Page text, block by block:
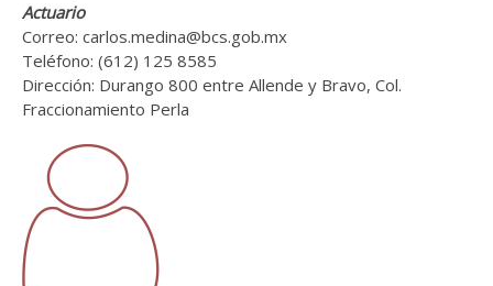
Actuario
Correo: carlos.medina@bcs.gob.mx
Teléfono: (612) 125 8585
Dirección: Durango 800 entre Allende y Bravo, Col.
Fraccionamiento Perla